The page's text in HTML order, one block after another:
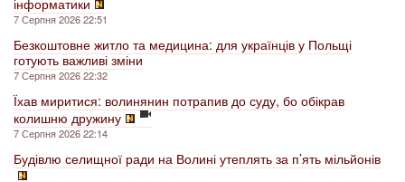
інформатики
7 Серпня 2026 22:51
Безкоштовне житло та медицина: для українців у Польщі
готують важливі зміни
7 Серпня 2026 22:32
Їхав миритися: волинянин потрапив до суду, бо обікрав
колишню дружину
7 Серпня 2026 22:14
Будівлю селищної ради на Волині утеплять за п’ять мільйонів